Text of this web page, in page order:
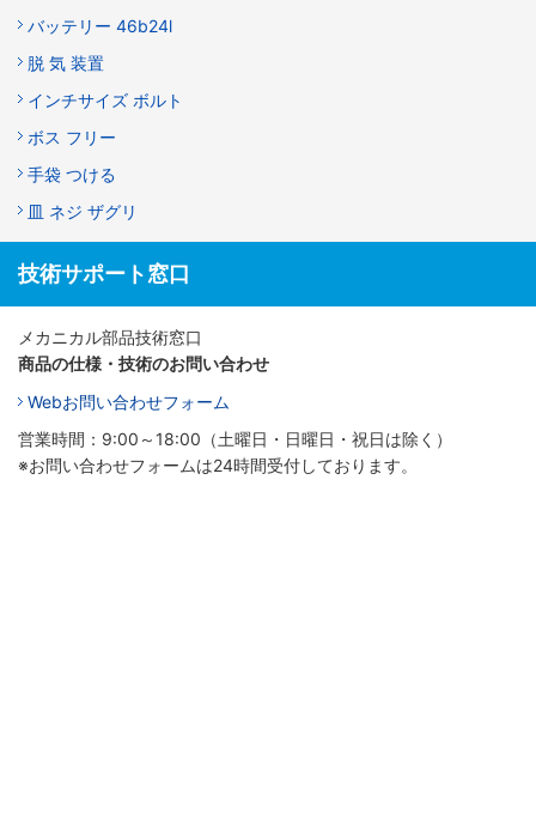
バッテリー 46b24l
脱 気 装置
インチサイズ ボルト
ボス フリー
手袋 つける
皿 ネジ ザグリ
技術サポート窓口
メカニカル部品技術窓口
商品の仕様・技術のお問い合わせ
Webお問い合わせフォーム
営業時間：9:00～18:00（土曜日・日曜日・祝日は除く）
※お問い合わせフォームは24時間受付しております。